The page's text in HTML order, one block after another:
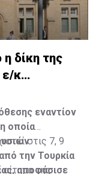
δίκη της
ε/κ
εναντίον
οποία
την Τουρκία
αποφάσισε
στις 7, 9
της